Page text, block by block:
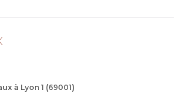
à Lyon 1 (69001)